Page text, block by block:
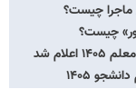
ماجرا چیست؟
چیست؟
شد
۱۴۰۵